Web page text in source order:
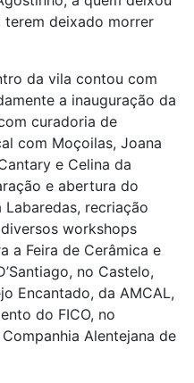
terem deixado morrer
da vila contou com
a inauguração da
curadoria de
com Moçoilas, Joana
e Celina da
e abertura do
recriação
workshops
a Feira de Cerâmica e
no Castelo,
Encantado, da AMCAL,
do FICO, no
Alentejana de